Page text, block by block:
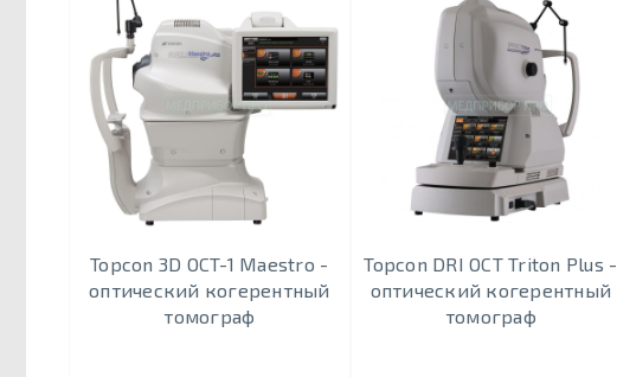
Topcon 3D OCT-1 Maestro -
оптический когерентный
томограф
Topcon DRI OCT Triton Plus -
оптический когерентный
томограф